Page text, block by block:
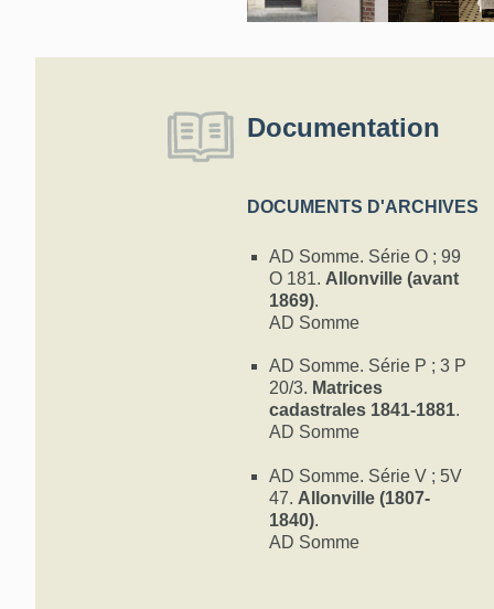
Documentation
DOCUMENTS D'ARCHIVES
AD Somme. Série O ; 99
O 181. Allonville (avant
1869).
AD Somme
AD Somme. Série P ; 3 P
20/3. Matrices
cadastrales 1841-1881.
AD Somme
AD Somme. Série V ; 5V
47. Allonville (1807-
1840).
AD Somme